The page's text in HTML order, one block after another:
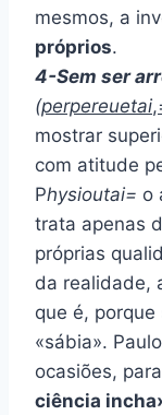
mesmos, a
próprios.
4-Sem ser
(perpereuetai
mostrar
com atitude
Physioutai= o
trata apenas
próprias
da realidade,
que é, porque
«sábia».
ocasiões,
ciência